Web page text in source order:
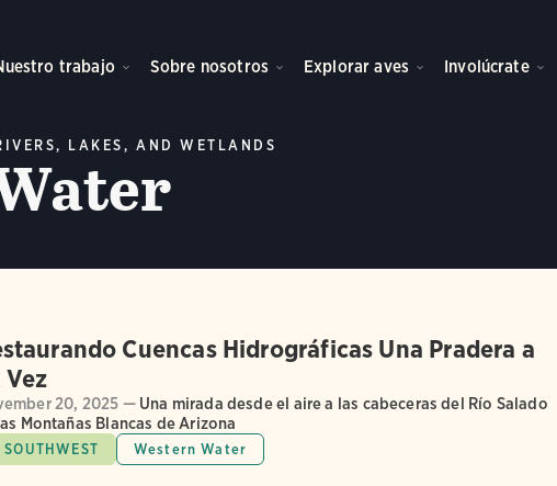
trabajo Sobre nosotros Explorar aves Involúcrate
LAKES, AND WETLANDS
Cuencas Hidrográficas Una Pradera a
Vez
20, 2025 —Una mirada desde el aire a las cabeceras del Río Salado
Montañas Blancas de Arizona
SOUTHWEST Western Water